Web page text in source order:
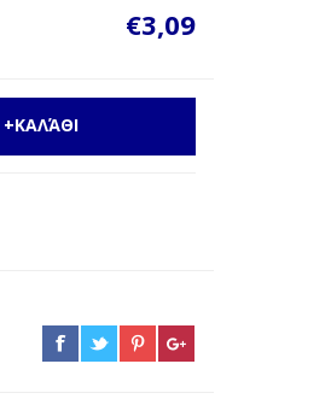
€3,09
+ΚΑΛΆΘΙ